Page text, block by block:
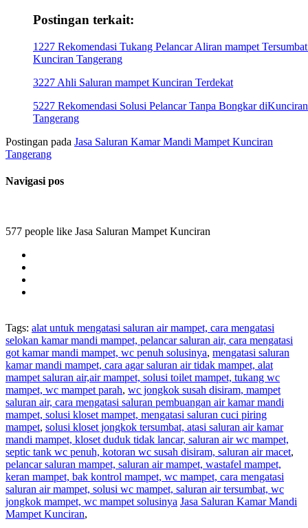
Postingan terkait:
1227 Rekomendasi Tukang Pelancar Aliran mampet
Kunciran Tangerang
3227 Ahli Saluran mampet Kunciran Terdekat
5227 Rekomendasi Solusi Pelancar Tanpa Bongkar diKunciran
Tangerang
Postingan pada Jasa Saluran Kamar Mandi Mampet Kunciran
Tangerang
Navigasi pos
577 people like Jasa Saluran Mampet Kunciran
Tags: alat untuk mengatasi saluran air mampet, cara mengatasi
selokan kamar mandi mampet, pelancar saluran air, cara mengatasi
got kamar mandi mampet, wc penuh solusinya, mengatasi saluran
kamar mandi mampet, cara agar saluran air tidak mampet, alat
mampet saluran air,air mampet, solusi toilet mampet, tukang wc
mampet, wc mampet parah, wc jongkok susah disiram, mampet
saluran air, cara mengatasi saluran pembuangan air kamar mandi
mampet, solusi kloset mampet, mengatasi saluran cuci piring
mampet, solusi kloset jongkok tersumbat, atasi saluran air kamar
mandi mampet, kloset duduk tidak lancar, saluran air wc mampet,
septic tank wc penuh, kotoran wc susah disiram, saluran air macet,
pelancar saluran mampet, saluran air mampet, wastafel mampet,
keran mampet, bak kontrol mampet, wc mampet, cara mengatasi
saluran air mampet, solusi wc mampet, saluran air tersumbat, wc
jongkok mampet, wc mampet solusinya Jasa Saluran Kamar Mandi
Mampet Kunciran,